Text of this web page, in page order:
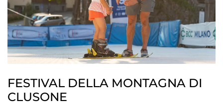
FESTIVAL DELLA MONTAGNA DI
CLUSONE